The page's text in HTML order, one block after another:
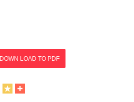
DOWN LOAD TO PDF